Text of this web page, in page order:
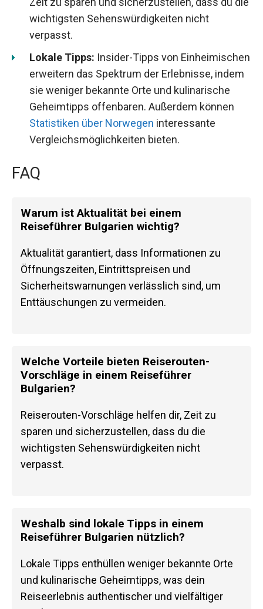
wichtigsten Sehenswürdigkeiten nicht
verpasst.
Lokale Tipps: Insider-Tipps von Einheimischen
erweitern das Spektrum der Erlebnisse, indem
sie weniger bekannte Orte und kulinarische
Geheimtipps offenbaren. Außerdem können
Statistiken über Norwegen interessante
Vergleichsmöglichkeiten bieten.
FAQ
Warum ist Aktualität bei einem
Reiseführer Bulgarien wichtig?
Aktualität garantiert, dass Informationen zu
Öffnungszeiten, Eintrittspreisen und
Sicherheitswarnungen verlässlich sind, um
Enttäuschungen zu vermeiden.
Welche Vorteile bieten Reiserouten-
Vorschläge in einem Reiseführer
Bulgarien?
Reiserouten-Vorschläge helfen dir, Zeit zu
sparen und sicherzustellen, dass du die
wichtigsten Sehenswürdigkeiten nicht
verpasst.
Weshalb sind lokale Tipps in einem
Reiseführer Bulgarien nützlich?
Lokale Tipps enthüllen weniger bekannte Orte
und kulinarische Geheimtipps, was dein
Reiseerlebnis authentischer und vielfältiger